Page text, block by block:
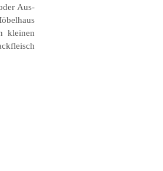
Aus­
klei­nen